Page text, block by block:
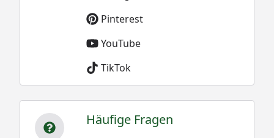
Pinterest
YouTube
TikTok
Häufige Fragen